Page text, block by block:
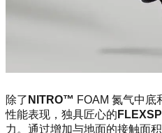
除了 NITRO™ FOAM 氮气中底
性能表现，独具匠心的
力。通过增加与地面的接触面